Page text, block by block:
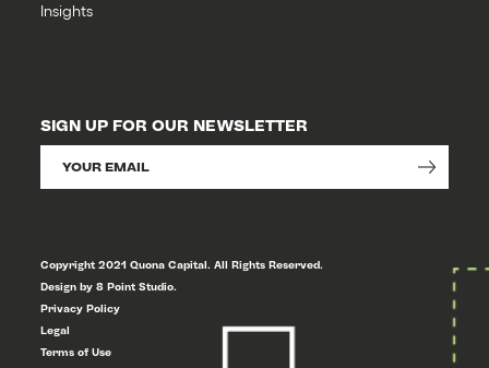
Insights
SIGN UP FOR OUR NEWSLETTER
Copyright 2021 Quona Capital. All Rights Reserved.
Design by 8 Point Studio.
Privacy Policy
Legal
Terms of Use